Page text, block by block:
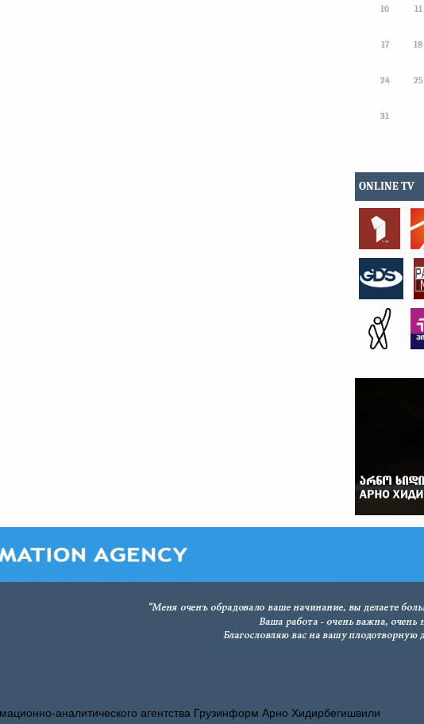
10 11
17 18
24 25
31
ONLINE TV
аналитического агентства Грузинформ Арно Хидирбегишвили